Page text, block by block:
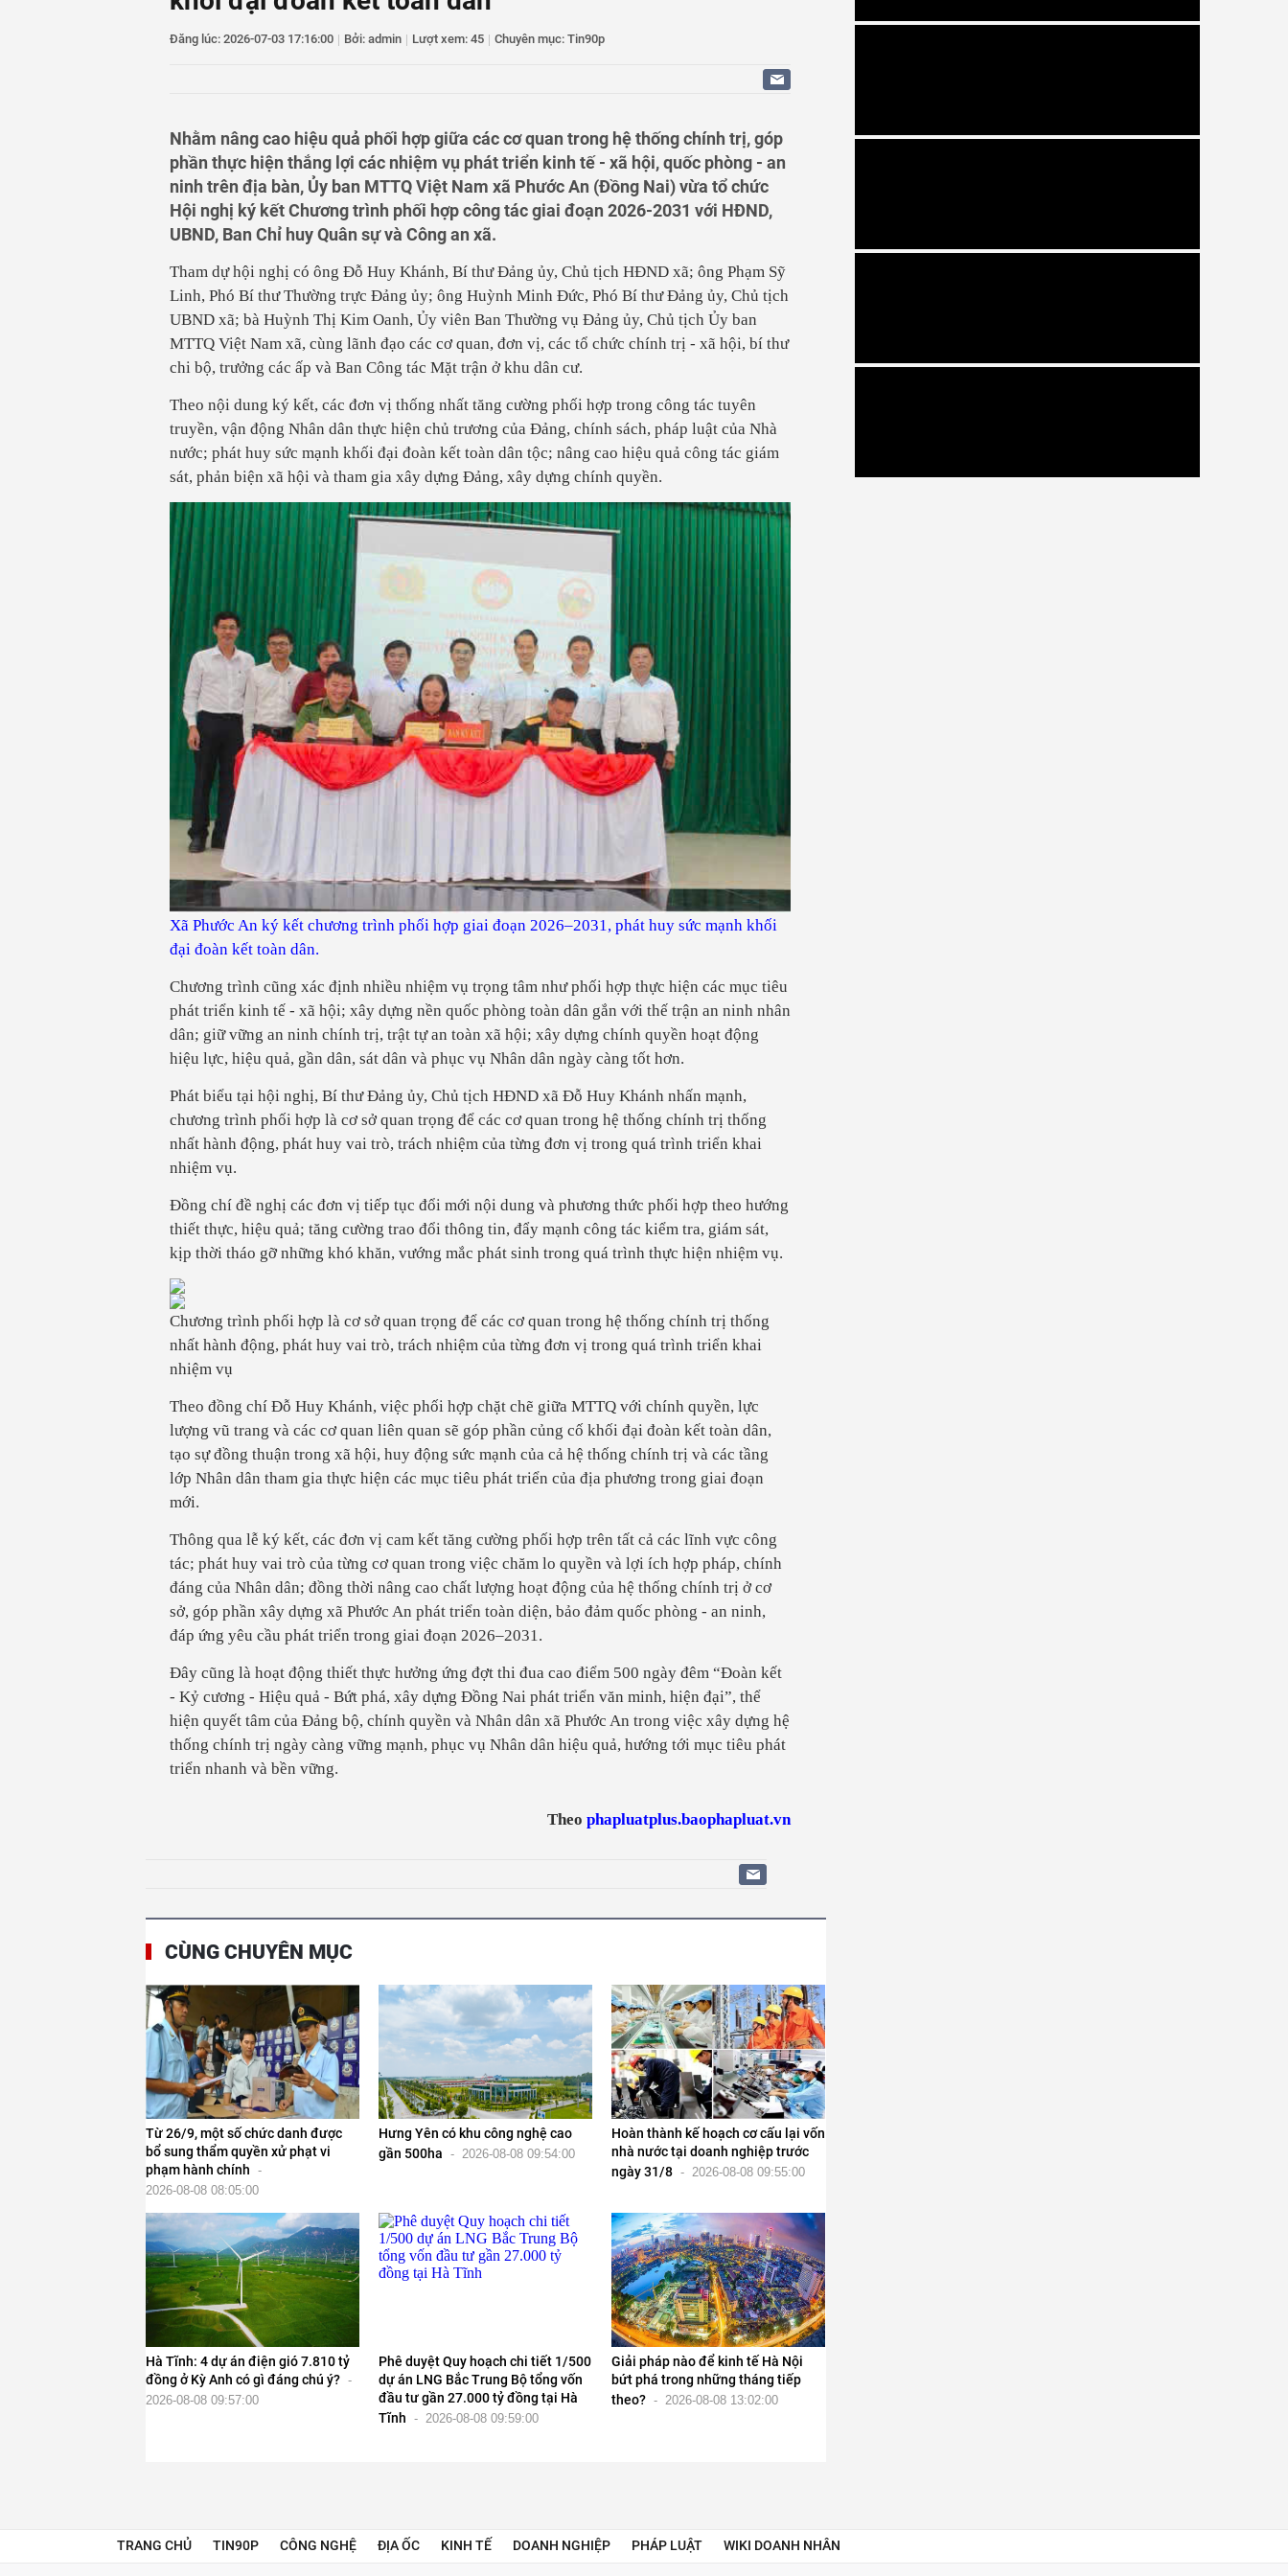
vực giáo dục
Đăng lúc: 2026-07-03 17:16:00 | Bởi: admin | Lượt xem: 45 | Chuyên mục: Tin90p
Nhằm nâng cao hiệu quả phối hợp giữa các cơ quan trong hệ thống chính trị, góp
phần thực hiện thắng lợi các nhiệm vụ phát triển kinh tế - xã hội, quốc phòng - an
ninh trên địa bàn, Ủy ban MTTQ Việt Nam xã Phước An (Đồng Nai) vừa tổ chức
Hội nghị ký kết Chương trình phối hợp công tác giai đoạn 2026-2031 với HĐND,
UBND, Ban Chỉ huy Quân sự và Công an xã.
Tham dự hội nghị có ông Đỗ Huy Khánh, Bí thư Đảng ủy, Chủ tịch HĐND xã; ông Phạm Sỹ
Linh, Phó Bí thư Thường trực Đảng ủy; ông Huỳnh Minh Đức, Phó Bí thư Đảng ủy, Chủ tịch
UBND xã; bà Huỳnh Thị Kim Oanh, Ủy viên Ban Thường vụ Đảng ủy, Chủ tịch Ủy ban
MTTQ Việt Nam xã, cùng lãnh đạo các cơ quan, đơn vị, các tổ chức chính trị - xã hội, bí thư
chi bộ, trưởng các ấp và Ban Công tác Mặt trận ở khu dân cư.
Theo nội dung ký kết, các đơn vị thống nhất tăng cường phối hợp trong công tác tuyên
truyền, vận động Nhân dân thực hiện chủ trương của Đảng, chính sách, pháp luật của Nhà
nước; phát huy sức mạnh khối đại đoàn kết toàn dân tộc; nâng cao hiệu quả công tác giám
sát, phản biện xã hội và tham gia xây dựng Đảng, xây dựng chính quyền.
Xã Phước An ký kết chương trình phối hợp giai đoạn 2026–2031, phát huy sức mạnh khối
đại đoàn kết toàn dân.
Chương trình cũng xác định nhiều nhiệm vụ trọng tâm như phối hợp thực hiện các mục tiêu
phát triển kinh tế - xã hội; xây dựng nền quốc phòng toàn dân gắn với thế trận an ninh nhân
dân; giữ vững an ninh chính trị, trật tự an toàn xã hội; xây dựng chính quyền hoạt động
hiệu lực, hiệu quả, gần dân, sát dân và phục vụ Nhân dân ngày càng tốt hơn.
Phát biểu tại hội nghị, Bí thư Đảng ủy, Chủ tịch HĐND xã Đỗ Huy Khánh nhấn mạnh,
chương trình phối hợp là cơ sở quan trọng để các cơ quan trong hệ thống chính trị thống
nhất hành động, phát huy vai trò, trách nhiệm của từng đơn vị trong quá trình triển khai
nhiệm vụ.
Đồng chí đề nghị các đơn vị tiếp tục đổi mới nội dung và phương thức phối hợp theo hướng
thiết thực, hiệu quả; tăng cường trao đổi thông tin, đẩy mạnh công tác kiểm tra, giám sát,
kịp thời tháo gỡ những khó khăn, vướng mắc phát sinh trong quá trình thực hiện nhiệm vụ.
Chương trình phối hợp là cơ sở quan trọng để các cơ quan trong hệ thống chính trị thống
nhất hành động, phát huy vai trò, trách nhiệm của từng đơn vị trong quá trình triển khai
nhiệm vụ
Theo đồng chí Đỗ Huy Khánh, việc phối hợp chặt chẽ giữa MTTQ với chính quyền, lực
lượng vũ trang và các cơ quan liên quan sẽ góp phần củng cố khối đại đoàn kết toàn dân,
tạo sự đồng thuận trong xã hội, huy động sức mạnh của cả hệ thống chính trị và các tầng
lớp Nhân dân tham gia thực hiện các mục tiêu phát triển của địa phương trong giai đoạn
mới.
Thông qua lễ ký kết, các đơn vị cam kết tăng cường phối hợp trên tất cả các lĩnh vực công
tác; phát huy vai trò của từng cơ quan trong việc chăm lo quyền và lợi ích hợp pháp, chính
đáng của Nhân dân; đồng thời nâng cao chất lượng hoạt động của hệ thống chính trị ở cơ
sở, góp phần xây dựng xã Phước An phát triển toàn diện, bảo đảm quốc phòng - an ninh,
đáp ứng yêu cầu phát triển trong giai đoạn 2026–2031.
Đây cũng là hoạt động thiết thực hưởng ứng đợt thi đua cao điểm 500 ngày đêm “Đoàn kết
- Kỷ cương - Hiệu quả - Bứt phá, xây dựng Đồng Nai phát triển văn minh, hiện đại”, thể
hiện quyết tâm của Đảng bộ, chính quyền và Nhân dân xã Phước An trong việc xây dựng hệ
thống chính trị ngày càng vững mạnh, phục vụ Nhân dân hiệu quả, hướng tới mục tiêu phát
triển nhanh và bền vững.
Theo phapluatplus.baophapluat.vn
CÙNG CHUYÊN MỤC
Từ 26/9, một số chức danh được
bổ sung thẩm quyền xử phạt vi
phạm hành chính -
2026-08-08 08:05:00
Hưng Yên có khu công nghệ cao
gần 500ha - 2026-08-08 09:54:00
Hoàn thành kế hoạch cơ cấu lại vốn
nhà nước tại doanh nghiệp trước
ngày 31/8 - 2026-08-08 09:55:00
Hà Tĩnh: 4 dự án điện gió 7.810 tỷ
đồng ở Kỳ Anh có gì đáng chú ý? -
2026-08-08 09:57:00
Phê duyệt Quy hoạch chi tiết 1/500
dự án LNG Bắc Trung Bộ tổng vốn
đầu tư gần 27.000 tỷ đồng tại Hà
Tĩnh - 2026-08-08 09:59:00
Giải pháp nào để kinh tế Hà Nội
bứt phá trong những tháng tiếp
theo? - 2026-08-08 13:02:00
TRANG CHỦ TIN90P CÔNG NGHỆ ĐỊA ỐC KINH TẾ DOANH NGHIỆP PHÁP LUẬT WIKI DOANH NHÂN